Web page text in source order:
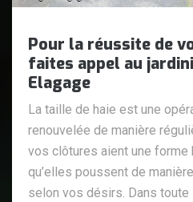
Pour la réussite de
faites appel au
Elagage
La taille de haie est une
renouvelée de manière
vos clôtures aient une
qu’elles poussent de
selon vos désirs. Dans toute